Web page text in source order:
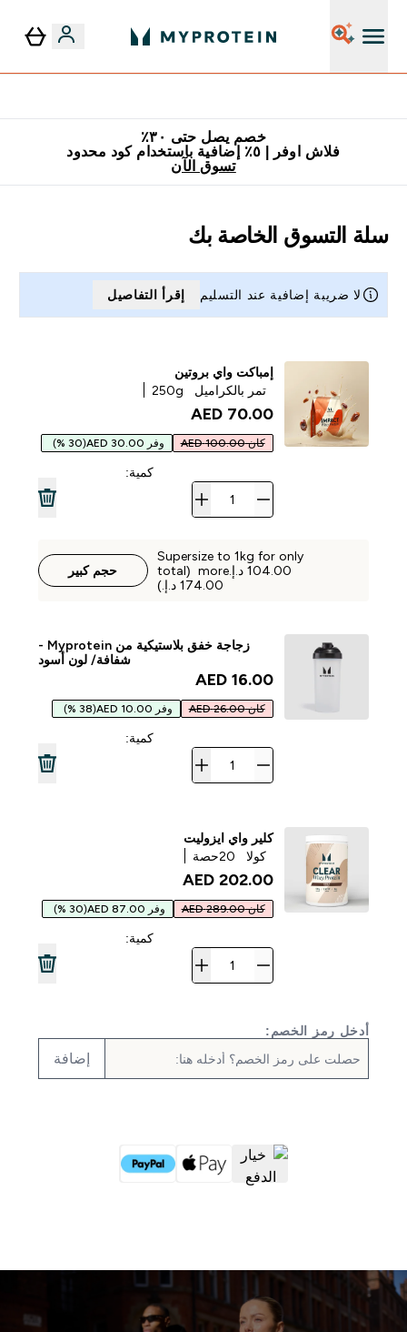
خصم يصل حتى ٣٠٪
فلاش اوفر | ٥٪ إضافية باستخدام كود محدود
تسوق الآن
سلة التسوق الخاصة بك
لا ضريبة إضافية عند التسليم إقرأ التفاصيل
إمباكت واي بروتين
تمر بالكراميل
250g
70.00 AED‎
كان 100.00 AED وفر 30.00 AED (30 %)
كمية:
Supersize to 1kg for only
‏104.00 د.إ.‏‎ more (total
حجم كبير
زجاجة خفق بلاستيكية من Myprotein -
شفافة/ لون أسود
16.00 AED‎
كان 26.00 AED وفر 10.00 AED (38 %)
كمية:
كلير واي ايزوليت
كولا
20حصة
202.00 AED‎
كان 289.00 AED وفر 87.00 AED (30 %)
كمية:
أدخل رمز الخصم:
إضافة